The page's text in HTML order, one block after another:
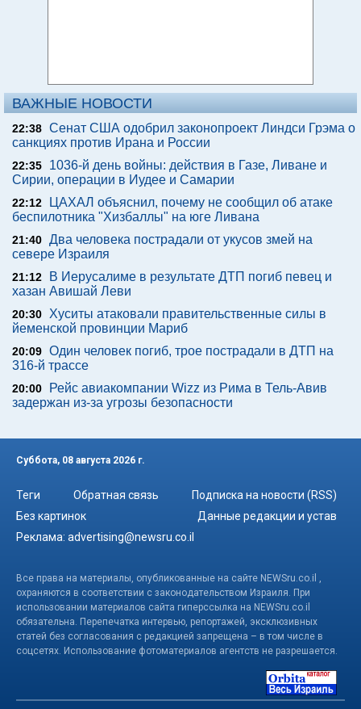
ВАЖНЫЕ НОВОСТИ
22:38 Сенат США одобрил законопроект Линдси Грэма о
санкциях против Ирана и России
22:35
1036-й день войны: действия в Газе, Ливане и
Сирии, операции в Иудее и Самарии
22:12
ЦАХАЛ объяснил, почему не сообщил об атаке
беспилотника "Хизбаллы" на юге Ливана
21:40 Два человека пострадали от укусов змей на
севере Израиля
21:12
В Иерусалиме в результате ДТП погиб певец и
хазан Авишай Леви
20:30
Хуситы атаковали правительственные силы в
йеменской провинции Мариб
20:09 Один человек погиб, трое пострадали в ДТП на
316-й трассе
20:00
Рейс авиакомпании Wizz из Рима в Тель-Авив
задержан из-за угрозы безопасности
Суббота, 08 августа 2026 г.
Теги Обратная связь
Подписка на новости (RSS)
Без картинок
Данные редакции и устав
Реклама: advertising@newsru.co.il
Все права на материалы, опубликованные на сайте NEWSru.co.il ,
охраняются в соответствии с законодательством Израиля. При
использовании материалов сайта гиперссылка на NEWSru.co.il
обязательна. Перепечатка интервью, репортажей, эксклюзивных
статей без согласования с редакцией запрещена – в том числе в
соцсетях. Использование фотоматериалов агентств не разрешается.